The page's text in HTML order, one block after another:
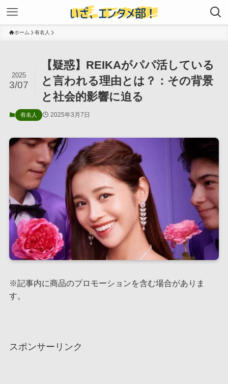
ホーム 有名人
【疑惑】REIKAがパパ活している
と言われる理由とは？：その背景
と社会的影響に迫る
2025
3/07
有名人 2025年3月7日
※記事内に商品のプロモーションを含む場合がありま
す。
スポンサーリンク